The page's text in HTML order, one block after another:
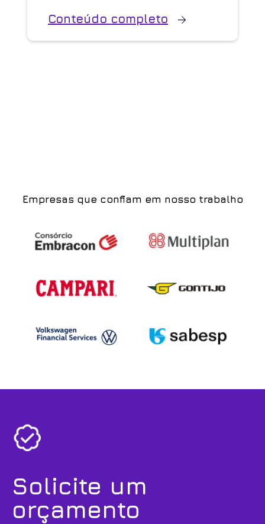
Conteúdo completo
Empresas que confiam em nosso trabalho
Solicite um
orçamento